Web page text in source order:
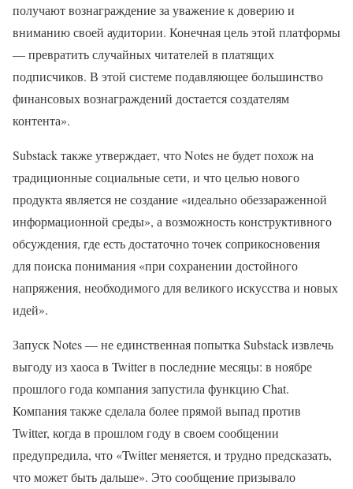
получают вознаграждение за уважение к доверию и
вниманию своей аудитории. Конечная цель этой платформы
— превратить случайных читателей в платящих
подписчиков. В этой системе подавляющее большинство
финансовых вознаграждений достается создателям
контента».
Substack также утверждает, что Notes не будет похож на
традиционные социальные сети, и что целью нового
продукта является не создание «идеально обеззараженной
информационной среды», а возможность конструктивного
обсуждения, где есть достаточно точек соприкосновения
для поиска понимания «при сохранении достойного
напряжения, необходимого для великого искусства и новых
идей».
Запуск Notes — не единственная попытка Substack извлечь
выгоду из хаоса в Twitter в последние месяцы: в ноябре
прошлого года компания запустила функцию Chat.
Компания также сделала более прямой выпад против
Twitter, когда в прошлом году в своем сообщении
предупредила, что «Twitter меняется, и трудно предсказать,
что может быть дальше». Это сообщение призывало